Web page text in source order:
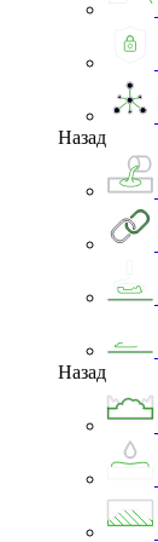
Назад
Назад